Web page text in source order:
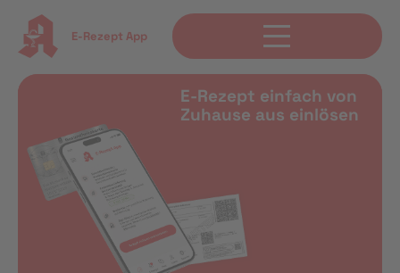
E-Rezept App
E-Rezept einfach von
Zuhause aus einlösen